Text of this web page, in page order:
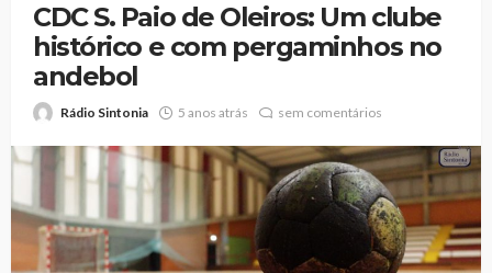
CDC S. Paio de Oleiros: Um clube
histórico e com pergaminhos no
andebol
Rádio Sintonia 5 anos atrás sem comentários